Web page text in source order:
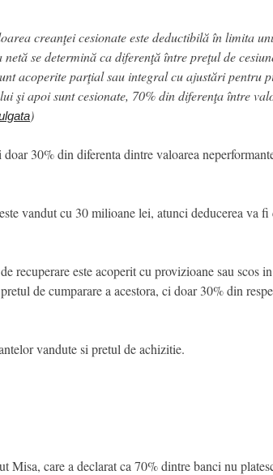
creanţei cesionate este deductibilă în limita
se determină ca diferenţă între preţul de
acoperite parţial sau integral cu ajustări pentru
şi apoi sunt cesionate, 70% din diferenţa între
)
30% din diferenta dintre valoarea
vandut cu 30 milioane lei, atunci deducerea va fi
recuperare este acoperit cu provizioane sau scos
de cumparare a acestora, ci doar 30% din
vandute si pretul de achizitie.
care a declarat ca 70% dintre banci nu